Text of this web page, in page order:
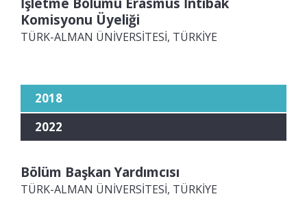
Komisyonu Üyeliği
TÜRK-ALMAN ÜNİVERSİTESİ, TÜRKİYE
2018
2022
Bölüm Başkan Yardımcısı
TÜRK-ALMAN ÜNİVERSİTESİ, TÜRKİYE